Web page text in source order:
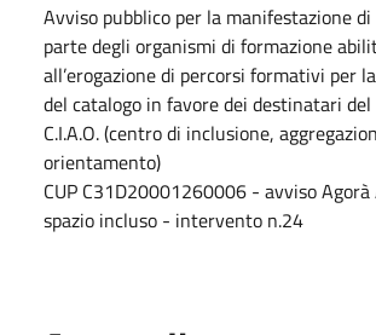
Avviso pubblico per la manifestazione
parte degli organismi di formazione
all’erogazione di percorsi formativi per
del catalogo in favore dei destinatari
C.I.A.O. (centro di inclusione,
orientamento)
CUP C31D20001260006 - avviso
spazio incluso - intervento n.24